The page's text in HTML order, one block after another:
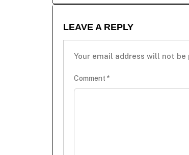
LEAVE A REPLY
Your email address will not be
Comment *